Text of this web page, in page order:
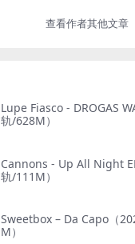
查看作者其他文章
Lupe Fiasco - DROGAS
轨/628M）
Cannons - Up All Night
轨/111M）
Sweetbox – Da Capo（
M）